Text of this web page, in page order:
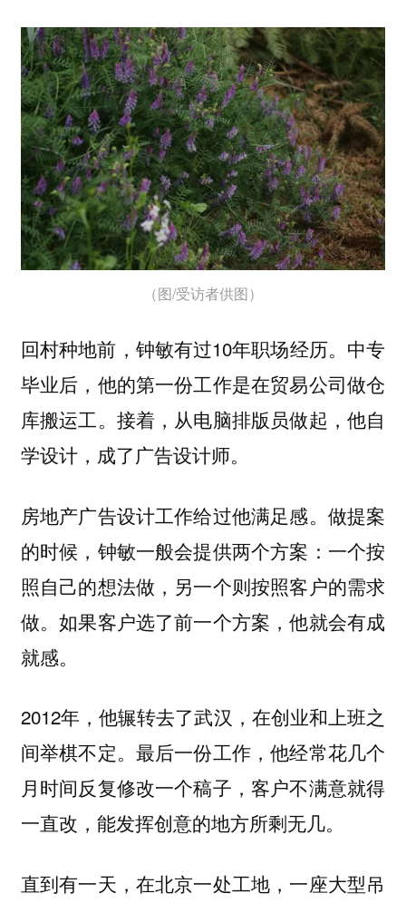
（图/受访者供图）
回村种地前，钟敏有过10年职场经历。中专
毕业后，他的第一份工作是在贸易公司做仓
库搬运工。接着，从电脑排版员做起，他自
学设计，成了广告设计师。
房地产广告设计工作给过他满足感。做提案
的时候，钟敏一般会提供两个方案：一个按
照自己的想法做，另一个则按照客户的需求
做。如果客户选了前一个方案，他就会有成
就感。
2012年，他辗转去了武汉，在创业和上班之
间举棋不定。最后一份工作，他经常花几个
月时间反复修改一个稿子，客户不满意就得
一直改，能发挥创意的地方所剩无几。
直到有一天，在北京一处工地，一座大型吊